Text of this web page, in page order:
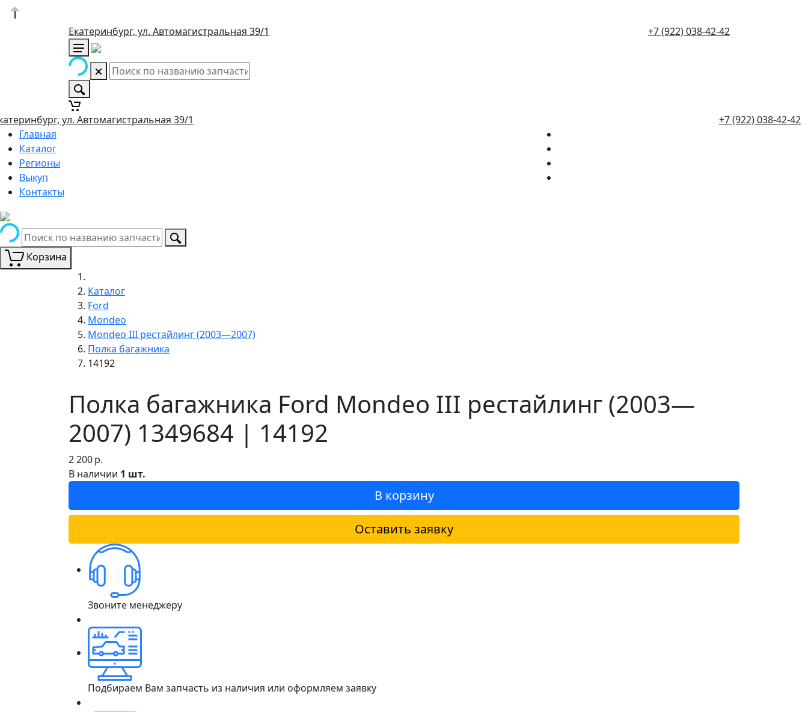
Екатеринбург, ул. Автомагистральная 39/1 +7 (922) 038-42-42
ул. Автомагистральная 39/1
+7 (922) 038-42-42
Главная
Каталог
Регионы
Выкуп
Контакты
Корзина
Каталог
Ford
Mondeo
Mondeo III рестайлинг (2003—2007)
Полка багажника
14192
Полка багажника Ford Mondeo III рестайлинг (2003—
2007) 1349684 | 14192
2 200р.
В наличии 1 шт.
В корзину
Оставить заявку
Звоните менеджеру
Подбираем Вам запчасть из наличия или оформляем заявку